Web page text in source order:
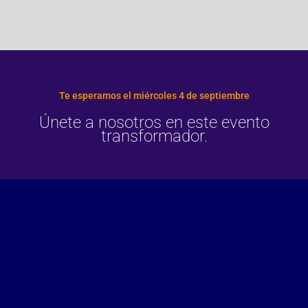
Te esperamos el miércoles 4 de septiembre
Únete a nosotros en este evento
transformador.